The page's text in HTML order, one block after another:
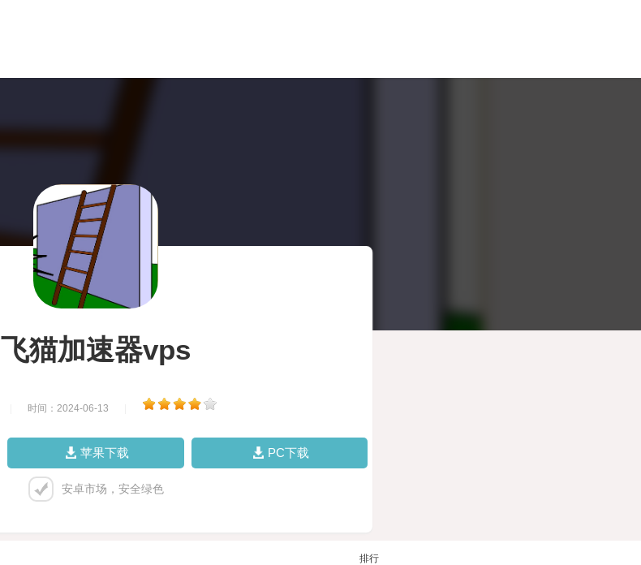
飞猫加速器vps
时间：2024-06-13
苹果下载 PC下载
安卓市场，安全绿色
排行